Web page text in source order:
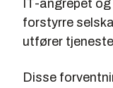
IT-angrepet
forstyrre
utfører
Disse